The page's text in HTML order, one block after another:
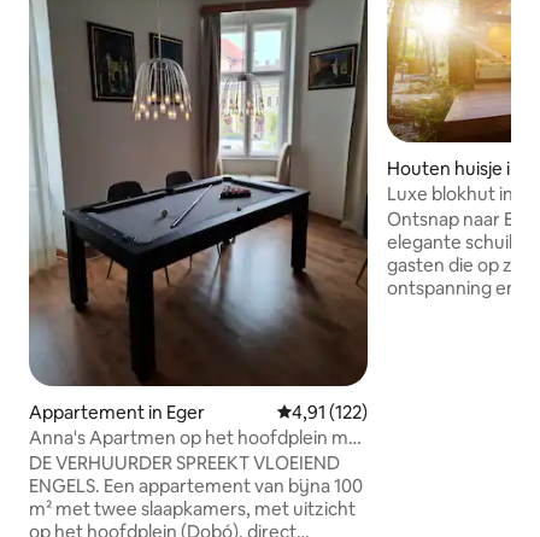
Appartement in Eger Gemiddelde beoordeling van
4,91 (122)
Anna's Apartmen op het hoofdplein met
airconditioning
DE VERHUURDER SPREEKT VLOEIEND
ENGELS. Een appartement van bijna 100
m² met twee slaapkamers, met uitzicht
op het hoofdplein (Dobó), direct
Houten huisje in
Luxe blokhut in
Ontsnap naar
elegante
gasten die op
ontspanning en